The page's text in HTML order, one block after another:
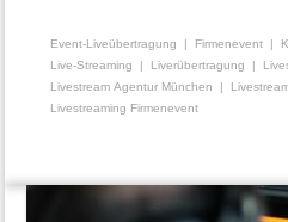
Event-Liveübertragung Firmenevent
Live-Streaming
Liverübertragung
Livestream Agentur München
Livestreaming Firmenevent